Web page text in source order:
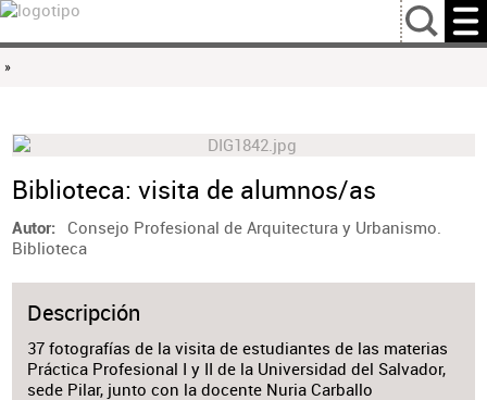
…
»
Biblioteca: visita de alumnos/as
Autor
Consejo Profesional de Arquitectura y Urbanismo.
Biblioteca
Descripción
37 fotografías de la visita de estudiantes de las materias
Práctica Profesional I y II de la Universidad del Salvador,
sede Pilar, junto con la docente Nuria Carballo